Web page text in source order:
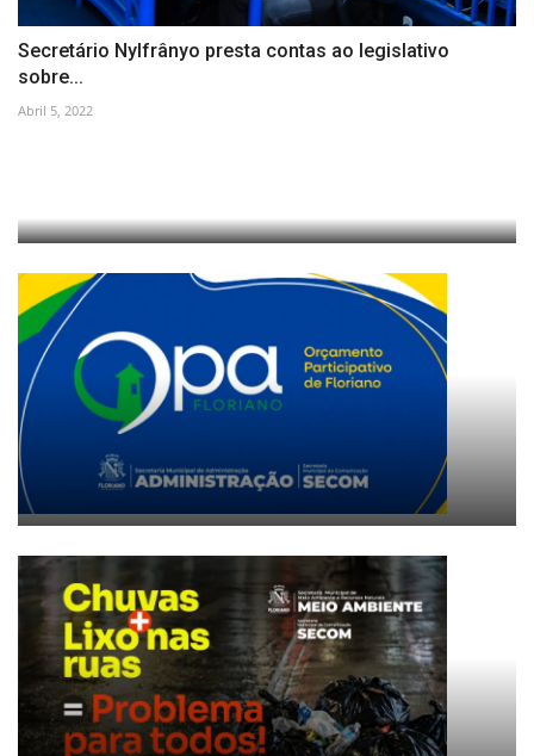
Secretário Nylfrânyo presta contas ao legislativo
sobre...
Abril 5, 2022